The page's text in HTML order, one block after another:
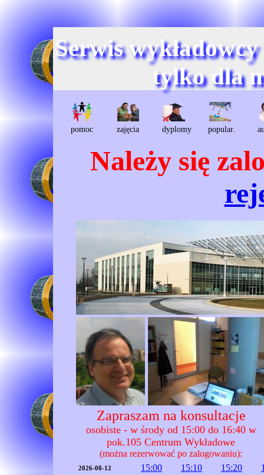
Serwis
tylko dla
pomoc zajęcia dyplomy popular.
Należy się
Zapraszam na konsultacje
osobiste - w środy od 15:00 do 16:40 w
pok.105 Centrum Wykładowe
(można rezerwować po zalogowaniu):
2026-08-12 15:00 15:10 15:20